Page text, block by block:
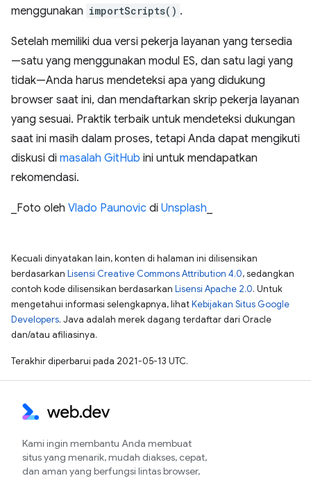
menggunakan importScripts() .
Setelah memiliki dua versi pekerja layanan yang tersedia
—satu yang menggunakan modul ES, dan satu lagi yang
tidak—Anda harus mendeteksi apa yang didukung
browser saat ini, dan mendaftarkan skrip pekerja layanan
yang sesuai. Praktik terbaik untuk mendeteksi dukungan
saat ini masih dalam proses, tetapi Anda dapat mengikuti
diskusi di masalah GitHub ini untuk mendapatkan
rekomendasi.
_Foto oleh Vlado Paunovic di Unsplash
Kecuali dinyatakan lain, konten di halaman ini dilisensikan
berdasarkan Lisensi Creative Commons Attribution 4.0, sedangkan
contoh kode dilisensikan berdasarkan Lisensi Apache 2.0. Untuk
mengetahui informasi selengkapnya, lihatKebijakan Situs Google
Developers. Java adalah merek dagang terdaftar dari Oracle
dan/atau afiliasinya.
Terakhir diperbarui pada 2021-05-13 UTC.
Kami ingin membantu Anda membuat
situs yang menarik, mudah diakses, cepat,
dan aman yang berfungsi lintas browser,